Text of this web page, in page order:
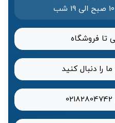
تا فروشگاه
را دنبال کنید
02182804742